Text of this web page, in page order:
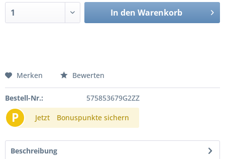
In den Warenkorb
Merken Bewerten
Bestell-Nr.: 575853679G2ZZ
P Jetzt Bonuspunkte sichern
Beschreibung